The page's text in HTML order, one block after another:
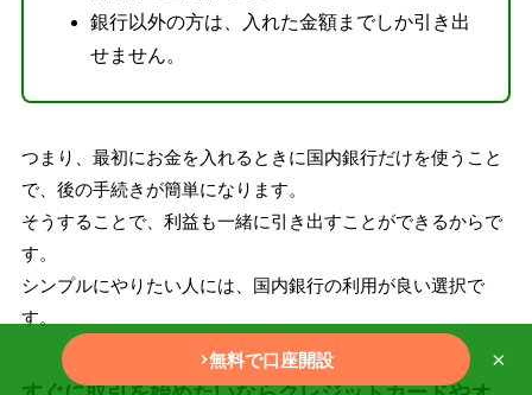
銀行以外の方は、入れた金額までしか引き出
せません。
つまり、最初にお金を入れるときに国内銀行だけを使うこと
で、後の手続きが簡単になります。
そうすることで、利益も一緒に引き出すことができるからで
す。
シンプルにやりたい人には、国内銀行の利用が良い選択で
す。
無料で口座開設 ×